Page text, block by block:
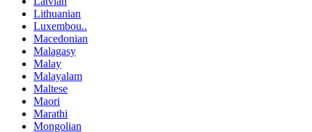
Lithuanian
Luxembou..
Macedonian
Malagasy
Malay
Malayalam
Maltese
Maori
Marathi
Mongolian